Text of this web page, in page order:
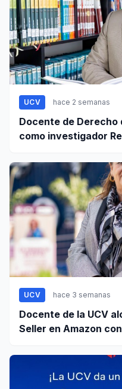
UCV hace 2 semanas
Docente de Derecho
como investigador
UCV hace 3 semanas
Docente de la UCV
Seller en Amazon